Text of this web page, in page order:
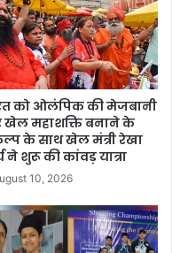
को ओलंपिक की मेजबानी
महाशक्ति बनाने के
के साथ खेल मंत्री रेखा
ने शुरू की कांवड़ यात्रा
10, 2026